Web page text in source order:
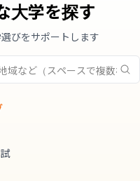
大学を探す
びをサポートします